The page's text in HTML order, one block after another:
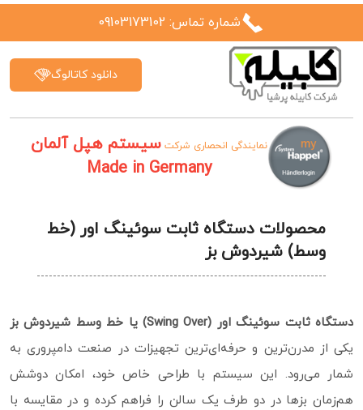
نمایندگی انحصاری شرکت سیستم هپل آلمان
Made in Germany
دانلود کاتالوگ
شماره تماس: 09103173102
محصولات دستگاه ثابت سوئینگ اور (خط
وسط) شیردوش بز
دستگاه ثابت سوئینگ اور (Swing Over) یا خط وسط شیردوش بز
یکی از مدرن‌ترین و حرفه‌ای‌ترین تجهیزات در صنعت دامپروری به
شمار می‌رود. این سیستم با طراحی خاص خود، امکان دوشش
هم‌زمان بزها در دو طرف یک سالن را فراهم کرده و در مقایسه با